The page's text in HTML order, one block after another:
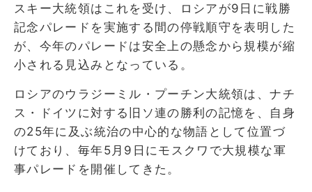
スキー大統領はこれを受け、ロシアが9日に戦勝
記念パレードを実施する間の停戦順守を表明した
が、今年のパレードは安全上の懸念から規模が縮
小される見込みとなっている。
ロシアのウラジーミル・プーチン大統領は、ナチ
ス・ドイツに対する旧ソ連の勝利の記憶を、自身
の25年に及ぶ統治の中心的な物語として位置づ
けており、毎年5月9日にモスクワで大規模な軍
事パレードを開催してきた。